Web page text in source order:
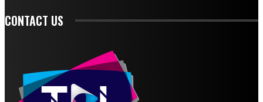
CONTACT US